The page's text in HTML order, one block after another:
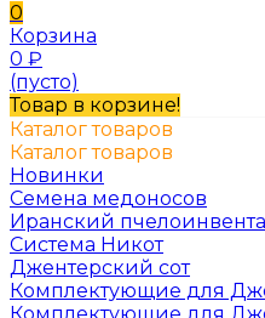
0
Корзина
0 ₽
(пусто)
Товар в корзине!
Каталог товаров
Каталог товаров
Новинки
Семена медоносов
Иранский
Система Никот
Джентерский сот
Комплектующие для